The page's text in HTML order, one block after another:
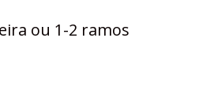
ou 1-2 ramos